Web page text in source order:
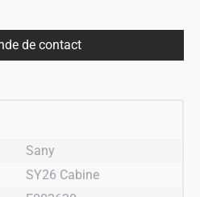
Sany
SY26 Cabine
de contact